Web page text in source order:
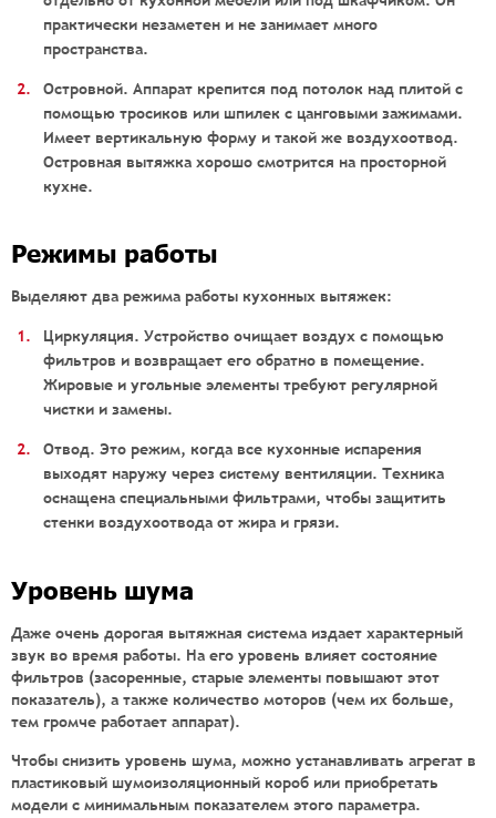
практически незаметен и не занимает много
пространства.
Островной. Аппарат крепится под потолок над плитой с
помощью тросиков или шпилек с цанговыми зажимами.
Имеет вертикальную форму и такой же воздухоотвод.
Островная вытяжка хорошо смотрится на просторной
кухне.
Режимы работы
Выделяют два режима работы кухонных вытяжек:
Циркуляция. Устройство очищает воздух с помощью
фильтров и возвращает его обратно в помещение.
Жировые и угольные элементы требуют регулярной
чистки и замены.
Отвод. Это режим, когда все кухонные испарения
выходят наружу через систему вентиляции. Техника
оснащена специальными фильтрами, чтобы защитить
стенки воздухоотвода от жира и грязи.
Уровень шума
Даже очень дорогая вытяжная система издает характерный
звук во время работы. На его уровень влияет состояние
фильтров (засоренные, старые элементы повышают этот
показатель), а также количество моторов (чем их больше,
тем громче работает аппарат).
Чтобы снизить уровень шума, можно устанавливать агрегат в
пластиковый шумоизоляционный короб или приобретать
модели с минимальным показателем этого параметра.